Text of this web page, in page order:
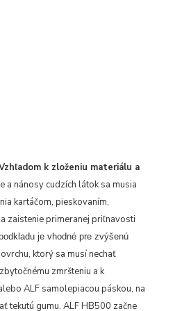
k zloženiu materiálu a
a nánosy cudzích látok sa musia
kartáčom, pieskovaním,
zaistenie primeranej priľnavosti
je vhodné pre zvýšenú
ktorý sa musí nechať
zmršteniu a k
ALF samolepiacou páskou, na
tekutú gumu. ALF HB500 začne